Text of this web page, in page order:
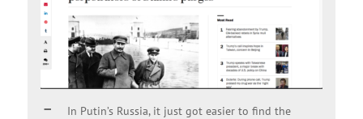
In Putin’s Russia, it just got easier to find the